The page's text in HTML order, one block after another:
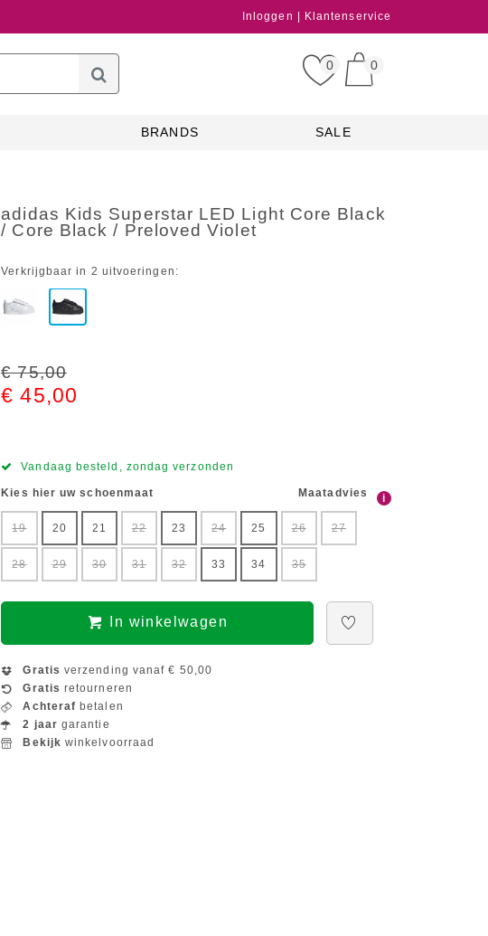
Inloggen Klantenservice
0 0
BRANDS SALE
adidas Kids Superstar LED Light Core Black
/ Core Black / Preloved Violet
Verkrijgbaar in 2 uitvoeringen:
€ 75,00
€ 45,00
Vandaag besteld, zondag verzonden
Kies hier uw schoenmaat Maatadvies i
19 20 21 22 23 24 25 26 27
28 29 30 31 32 33 34 35
In winkelwagen
Gratis verzending vanaf € 50,00
Gratis retourneren
Achteraf betalen
2 jaar garantie
Bekijk winkelvoorraad